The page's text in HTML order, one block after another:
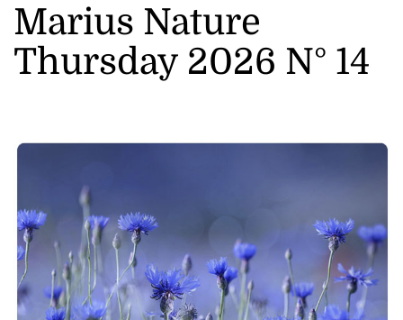
Marius Nature
Thursday 2026 N° 14